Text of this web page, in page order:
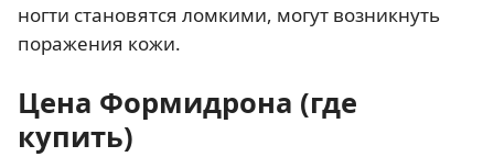
ногти становятся ломкими, могут возникнуть
поражения кожи.
Цена Формидрона (где
купить)